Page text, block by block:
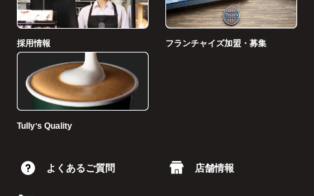
採用情報 フランチャイズ加盟・募集
Tullyʼs Quality
よくあるご質問 店舗情報